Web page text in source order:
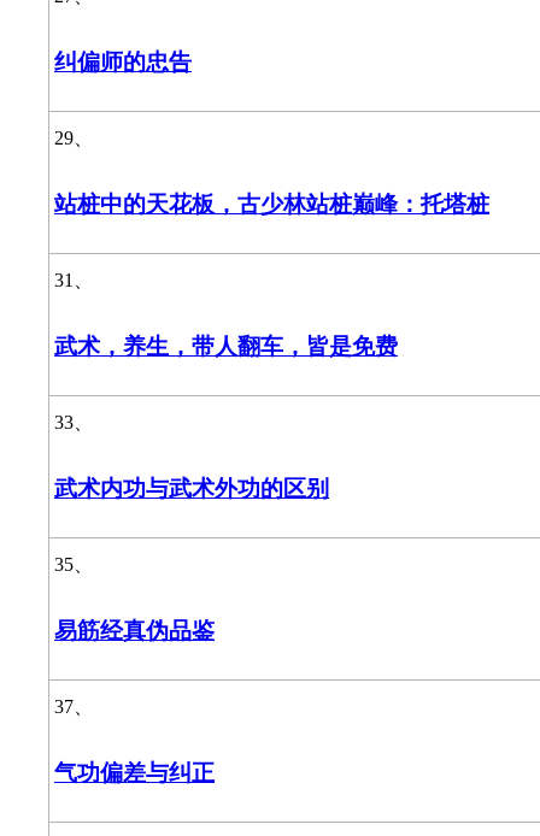
纠偏师的忠告
29、
站桩中的天花板，古少林站桩巅峰：托塔桩
31、
武术，养生，带人翻车，皆是免费
33、
武术内功与武术外功的区别
35、
易筋经真伪品鉴
37、
气功偏差与纠正